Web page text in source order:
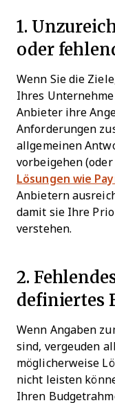
1.
oder
Wenn Sie die
Ihres
Anbieter ihre
Anforderungen
allgemeinen
vorbeigehen
Lösungen wie
Anbietern
damit sie Ihre
verstehen.
2.
definiertes
Wenn Angaben
sind, vergeuden
möglicherweise
nicht leisten
Ihren